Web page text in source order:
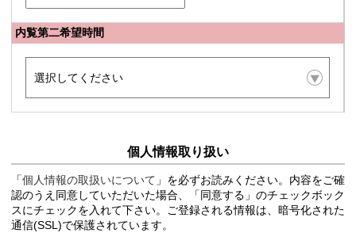
内覧第二希望時間
個人情報取り扱い
「個人情報の取扱いについて 」を必ずお読みください。内容をご確
認のうえ同意していただいた場合、「同意する」のチェックボック
スにチェックを入れて下さい。ご登録される情報は、暗号化された
通信(SSL)で保護されています。